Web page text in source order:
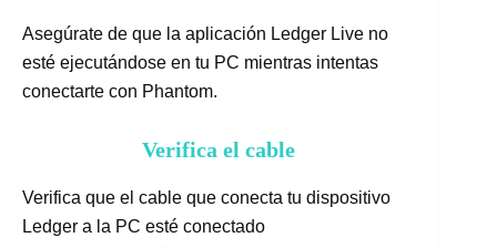
Asegúrate de que la aplicación Ledger Live no
esté ejecutándose en tu PC mientras intentas
conectarte con Phantom.
Verifica el cable
Verifica que el cable que conecta tu dispositivo
Ledger a la PC esté conectado